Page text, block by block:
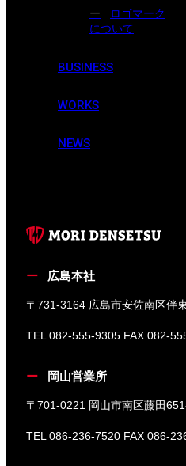
ロゴマーク
について
BUSINESS
WORKS
NEWS
広島本社
〒731-3164 広島市安佐南区伴
TEL 082-555-9305 FAX 082-
岡山営業所
〒701-0221 岡山市南区藤田
TEL 086-236-7520 FAX 086-